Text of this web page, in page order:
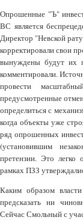
Опрошенные "Ъ"
ВС является
Директор "Невской
корректировали свои
вынуждены будут их
комментировали.
провести
предусмотренные
определиться с
когда объекты уже
ряд опрошенных
(установившим
претензии. Это легко
рамках ПЗЗ
Каким образом
предсказать ни
Сейчас Смольный с